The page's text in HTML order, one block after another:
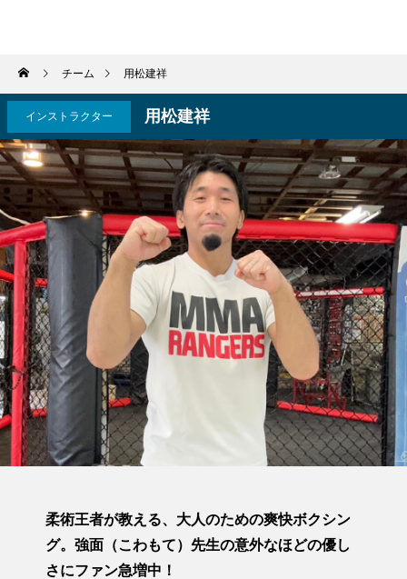
チーム 用松建祥
インストラクター 用松建祥
柔術王者が教える、大人のための爽快ボクシン
グ。強面（こわもて）先生の意外なほどの優し
さにファン急増中！